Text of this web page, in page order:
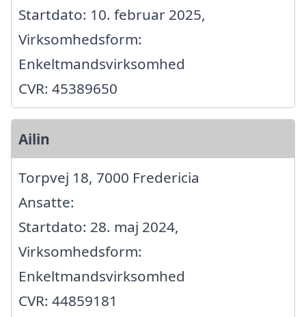
Startdato: 10. februar 2025,
Virksomhedsform:
Enkeltmandsvirksomhed
CVR: 45389650
Ailin
Torpvej 18, 7000 Fredericia
Ansatte:
Startdato: 28. maj 2024,
Virksomhedsform:
Enkeltmandsvirksomhed
CVR: 44859181